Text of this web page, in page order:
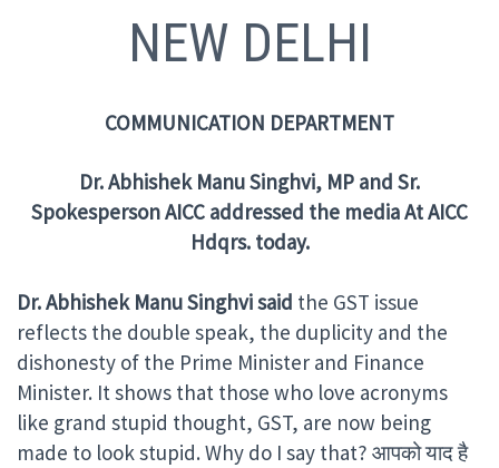
NEW DELHI
COMMUNICATION DEPARTMENT
Dr. Abhishek Manu Singhvi, MP and Sr.
Spokesperson AICC addressed the mediaAt AICC
Hdqrs. today.
Dr. Abhishek Manu Singhvi said the GST issue
reflects the double speak, the duplicity and the
dishonesty of the Prime Minister and Finance
Minister. It shows that those who love acronyms
like grand stupid thought, GST, are now being
made to look stupid. Why do I say that? आपको याद है